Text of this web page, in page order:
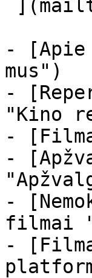
- [Apie
mus")
-
"Kino
-
-
-
filmai
-